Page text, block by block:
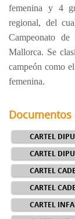
femenina y 4
regional, del
Campeonato
Mallorca. Se
campeón como
femenina.
CARTEL
CARTEL
CARTEL
CARTEL
CARTEL